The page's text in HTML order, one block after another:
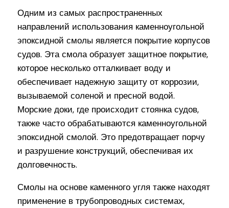
Одним из самых распространенных
направлений использования каменноугольной
эпоксидной смолы является покрытие корпусов
судов. Эта смола образует защитное покрытие,
которое несколько отталкивает воду и
обеспечивает надежную защиту от коррозии,
вызываемой соленой и пресной водой.
Морские доки, где происходит стоянка судов,
также часто обрабатываются каменноугольной
эпоксидной смолой. Это предотвращает порчу
и разрушение конструкций, обеспечивая их
долговечность.
Смолы на основе каменного угля также находят
применение в трубопроводных системах,